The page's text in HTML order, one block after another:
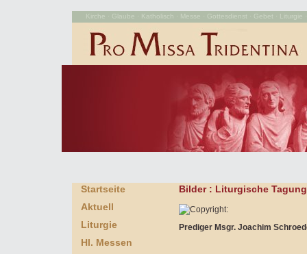
Kirche · Glaube · Katholisch · Messe · Gottesdienst · Gebet ·
Startseite
Aktuell
Liturgie
Hl. Messen
Bilder : Liturgische
Prediger Msgr. Joachim